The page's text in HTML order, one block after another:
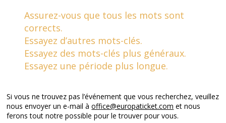
Assurez-vous que tous les mots sont
corrects.
Essayez d’autres mots-clés.
Essayez des mots-clés plus généraux.
Essayez une période plus longue.
Si vous ne trouvez pas l’événement que vous recherchez, veuillez
nous envoyer un e-mail àoffice@europaticket.com et nous
ferons tout notre possible pour le trouver pour vous.